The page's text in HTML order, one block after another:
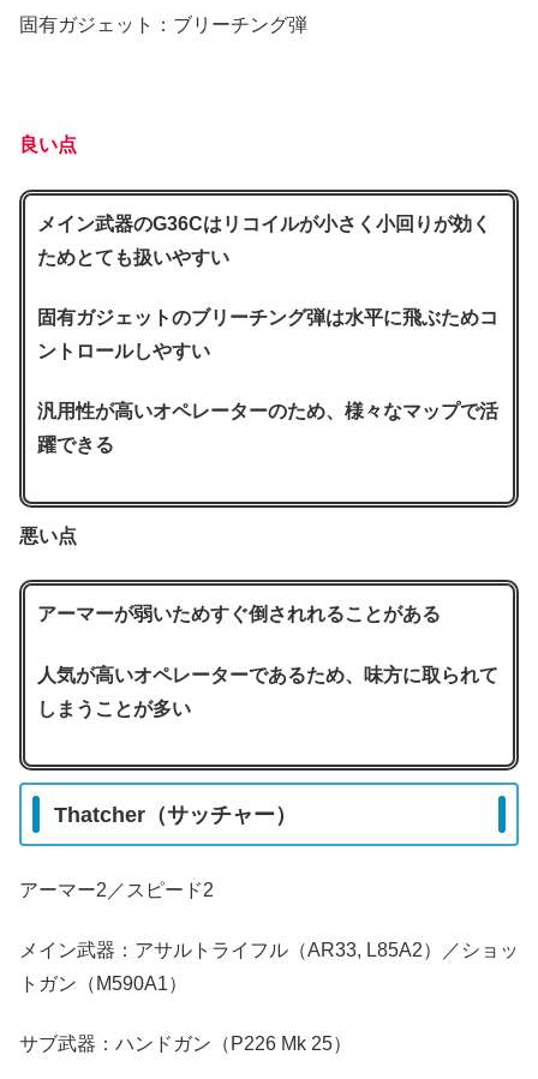
固有ガジェット：ブリーチング弾
良い点
メイン武器のG36Cはリコイルが小さく小回りが効く
ためとても扱いやすい
固有ガジェットのブリーチング弾は水平に飛ぶためコ
ントロールしやすい
汎用性が高いオペレーターのため、様々なマップで活
躍できる
悪い点
アーマーが弱いためすぐ倒されれることがある
人気が高いオペレーターであるため、味方に取られて
しまうことが多い
Thatcher（サッチャー）
アーマー2／スピード2
メイン武器：アサルトライフル（AR33, L85A2）／ショッ
トガン（M590A1）
サブ武器：ハンドガン（P226 Mk 25）